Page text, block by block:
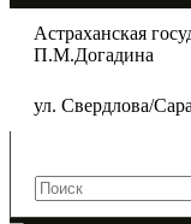
Астраханская
П.М.Догадина​
ул. Свердлова/